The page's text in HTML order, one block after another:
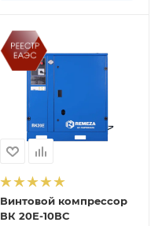
Винтовой компрессор
ВК 20Е-10ВС